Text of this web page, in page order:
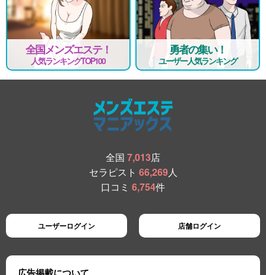
全国メンズエステ！
人気ランキングTOP100
勇者の集い！
ユーザー人気ランキング
全国 7,013店
セラピスト 66,269人
口コミ 6,754件
ユーザーログイン 店舗ログイン